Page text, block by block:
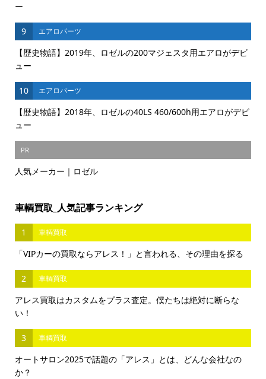
ー
9 エアロパーツ
【歴史物語】2019年、ロゼルの200マジェスタ用エアロがデビ
ュー
10 エアロパーツ
【歴史物語】2018年、ロゼルの40LS 460/600h用エアロがデビ
ュー
PR
人気メーカー｜ロゼル
車輌買取_人気記事ランキング
1 車輌買取
「VIPカーの買取ならアレス！」と言われる、その理由を探る
2 車輌買取
アレス買取はカスタムをプラス査定。僕たちは絶対に断らな
い！
3 車輌買取
オートサロン2025で話題の「アレス」とは、どんな会社なの
か？